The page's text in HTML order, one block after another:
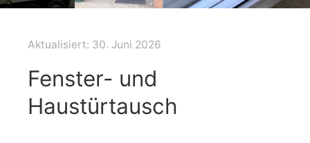
Aktualisiert: 30. Juni 2026
Fenster- und
Haustürtausch